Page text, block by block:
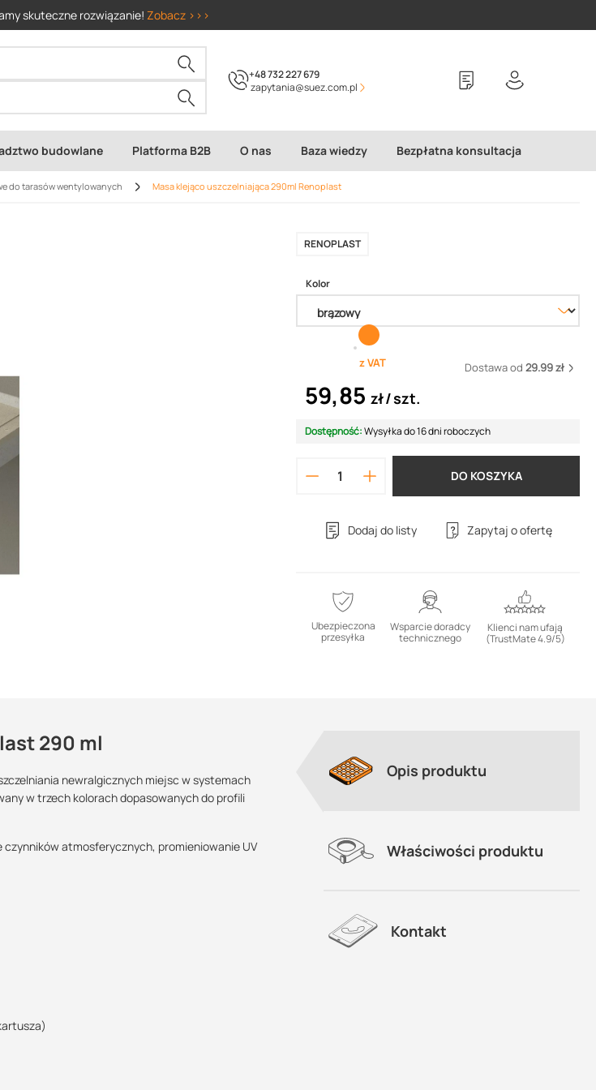
skuteczne rozwiązanie! Zobacz >>>
+48 732 227 679
zapytania@suez.com.pl
budowlane Platforma B2B O nas Baza wiedzy Bezpłatna konsultacja
do tarasów wentylowanych Masa klejąco uszczelniająca 290ml Renoplast
RENOPLAST
Kolor
z VAT Dostawa od 29.99 zł
59,85 zł szt.
Dostępność:Wysyłka do 16 dni roboczych
DO KOSZYKA
Dodaj do listy Zapytaj o ofertę
Ubezpieczona
przesyłka
Wsparcie doradcy
technicznego
Klienci nam ufają
(TrustMate 4.9/5)
290 ml
newralgicznych miejsc w systemach
w trzech kolorach dopasowanych do profili
atmosferycznych, promieniowanie UV
lub wątpliwości?
Opis produktu
Właściwości produktu
Kontakt